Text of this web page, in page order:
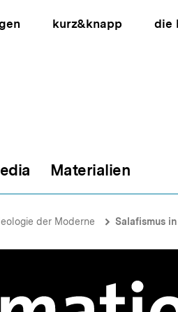
kurz&knapp die
Materialien
der Moderne Salafismus